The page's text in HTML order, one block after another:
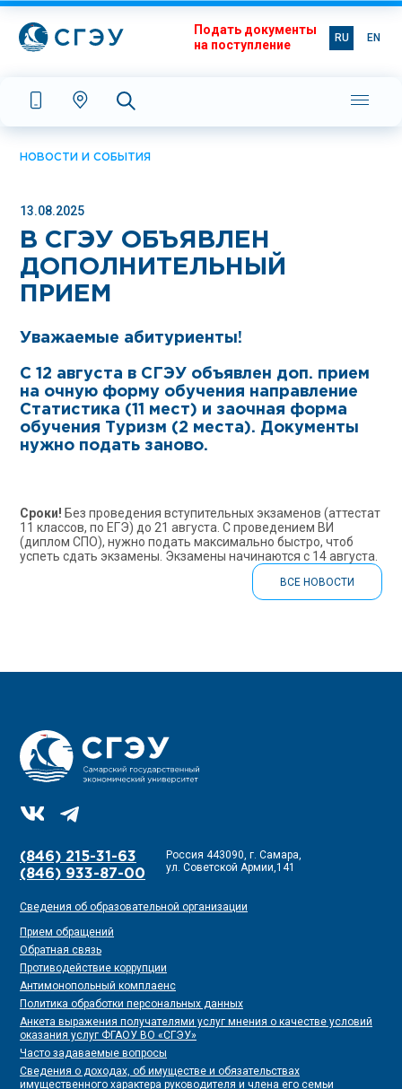
RU EN
Подать документы
на поступление
НОВОСТИ И СОБЫТИЯ
13.08.2025
В СГЭУ ОБЪЯВЛЕН
ДОПОЛНИТЕЛЬНЫЙ
ПРИЕМ
Уважаемые абитуриенты!
С 12 августа в СГЭУ объявлен доп. прием
на очную форму обучения направление
Статистика (11 мест) и заочная форма
обучения Туризм (2 места). Документы
нужно подать заново.
Сроки! Без проведения вступительных экзаменов (аттестат
11 классов, по ЕГЭ) до 21 августа. С проведением ВИ
(диплом СПО), нужно подать максимально быстро, чтоб
успеть сдать экзамены. Экзамены начинаются с 14 августа.
ВСЕ НОВОСТИ
(846) 215-31-63
(846) 933-87-00
Россия 443090, г. Самара,
ул. Советской Армии,141
Сведения об образовательной организации
Прием обращений
Обратная связь
Противодействие коррупции
Антимонопольный комплаенс
Политика обработки персональных данных
Анкета выражения получателями услуг мнения о качестве условий
оказания услуг ФГАОУ ВО «СГЭУ»
Часто задаваемые вопросы
Сведения о доходах, об имуществе и обязательствах
имущественного характера руководителя и члена его семьи